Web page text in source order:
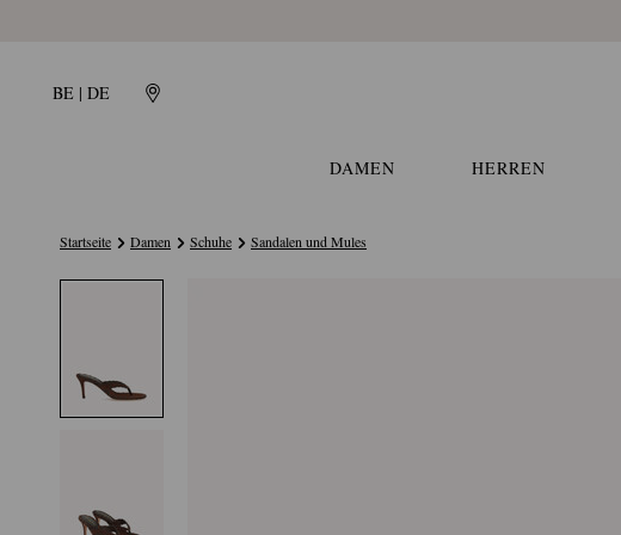
BE | DE
DAMEN HERREN
Startseite Damen Schuhe Sandalen und Mules